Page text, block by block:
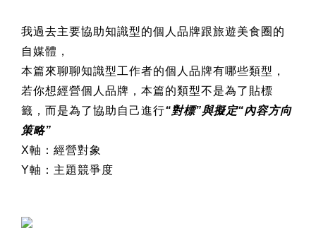
我過去主要協助知識型的個人品牌跟旅遊美食圈的
自媒體，
本篇來聊聊知識型工作者的個人品牌有哪些類型，
若你想經營個人品牌，本篇的類型不是為了貼標
籤，而是為了協助自己進行“對標”與擬定“內容方向
策略”
X軸：經營對象
Y軸：主題競爭度